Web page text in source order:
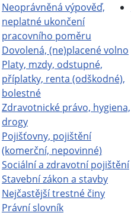
Neoprávněná výpověď,
neplatné ukončení
pracovního poměru
Dovolená, (ne)placené volno
Platy, mzdy, odstupné,
příplatky, renta (odškodné),
bolestné
Zdravotnické právo, hygiena,
drogy
Pojišťovny, pojištění
(komerční, nepovinné)
Sociální a zdravotní pojištění
Stavební zákon a stavby
Nejčastější trestné činy
Právní slovník